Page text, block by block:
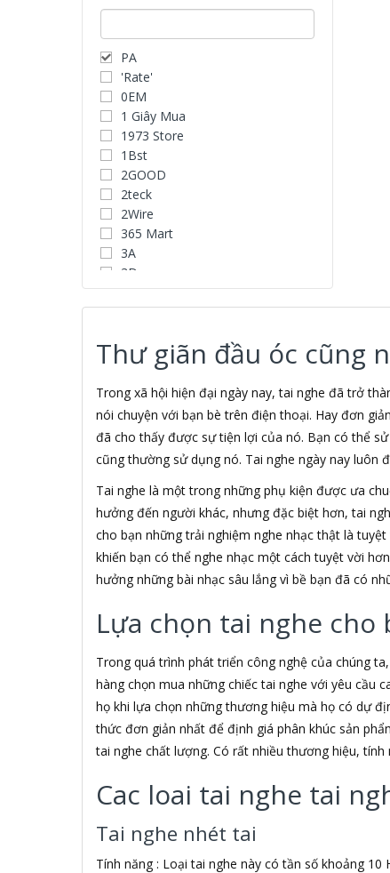
PA
'Rate'
0EM
1 Giây Mua
1973 Store
1Bst
2GOOD
2teck
2Wire
365 Mart
3A
3D
3D Water Speaker
3Dconnexion
3S
5A systems
7Gift Shop
A 100+
A Clock
AAD
ABCNOVEL
ABN
ACASIS
ACCESS
Accessorize
Acer
ACNES
ACOUSTIC ENERGY
AD
ADATA
ADATA USA
ADDLOGIX
AFOX
Ai Home
Aiborg
Aibot
Thư giãn đầu óc cũng
Trong xã hội hiện đại ngày nay, tai nghe đã trở
nói chuyện với bạn bè trên điện thoại. Hay đơn
đã cho thấy được sự tiện lợi của nó. Bạn có thể
cũng thường sử dụng nó. Tai nghe ngày nay luôn
Tai nghe là một trong những phụ kiện được ưa
hưởng đến người khác, nhưng đặc biệt hơn, tai
cho bạn những trải nghiệm nghe nhạc thật là
khiến bạn có thể nghe nhạc một cách tuyệt vời
hưởng những bài nhạc sâu lắng vì bề bạn đã có
Lựa chọn tai nghe cho
Trong quá trình phát triển công nghệ của chúng
hàng chọn mua những chiếc tai nghe với yêu cầu
họ khi lựa chọn những thương hiệu mà họ có dự
thức đơn giản nhất để định giá phân khúc sản
tai nghe chất lượng. Có rất nhiều thương hiệu,
Cac loai tai nghe tai
Tai nghe nhét tai
Tính năng : Loại tai nghe này có tần số khoảng